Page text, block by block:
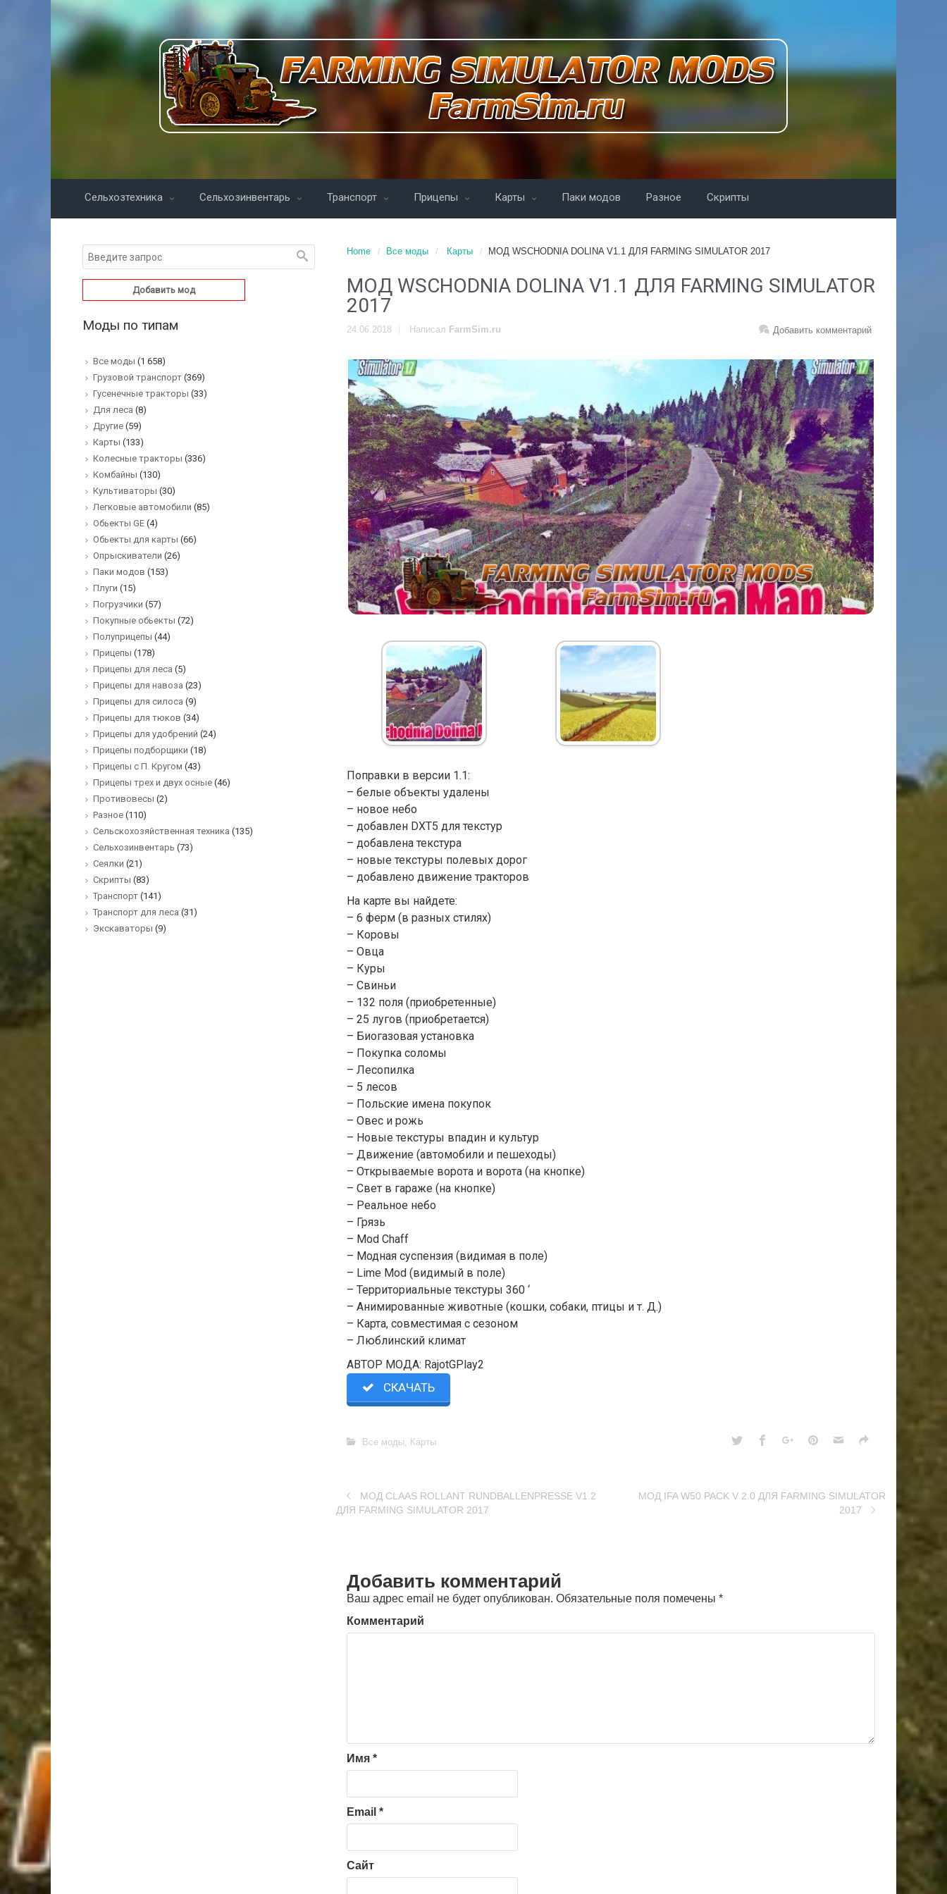
Сельхозтехника Сельхозинвентарь Транспорт Прицепы Карты Паки модов Разное Скрипты
Home Все моды Карты МОД WSCHODNIA DOLINA V1.1 ДЛЯ FARMING SIMULATOR 2017
МОД WSCHODNIA DOLINA V1.1 ДЛЯ FARMING SIMULATOR
2017
24.06.2018 Добавить комментарий
Написал FarmSim.ru
Поправки в версии 1.1:
– белые объекты удалены
– новое небо
– добавлен DXT5 для текстур
– добавлена текстура
– новые текстуры полевых дорог
– добавлено движение тракторов
На карте вы найдете:
– 6 ферм (в разных стилях)
– Коровы
– Овца
– Куры
– Свиньи
– 132 поля (приобретенные)
– 25 лугов (приобретается)
– Биогазовая установка
– Покупка соломы
– Лесопилка
– 5 лесов
– Польские имена покупок
– Овес и рожь
– Новые текстуры впадин и культур
– Движение (автомобили и пешеходы)
– Открываемые ворота и ворота (на кнопке)
– Свет в гараже (на кнопке)
– Реальное небо
– Грязь
– Mod Chaff
– Модная суспензия (видимая в поле)
– Lime Mod (видимый в поле)
– Территориальные текстуры 360 ‘
– Анимированные животные (кошки, собаки, птицы и т. Д.)
– Карта, совместимая с сезоном
– Люблинский климат
АВТОР МОДА: RajotGPlay2
СКАЧАТЬ
Все моды, Карты
МОД CLAAS ROLLANT RUNDBALLENPRESSE V1.2
ДЛЯ FARMING SIMULATOR 2017
МОД IFA W50 PACK V 2.0 ДЛЯ FARMING SIMULATOR
2017
Добавить комментарий
Ваш адрес email не будет опубликован. Обязательные поля помечены *
Комментарий
Имя *
Email *
Сайт
Добавить мод
Моды по типам
Все моды (1 658)
Грузовой транспорт (369)
Гусенечные тракторы (33)
Для леса (8)
Другие (59)
Карты (133)
Колесные тракторы (336)
Комбайны (130)
Культиваторы (30)
Легковые автомобили (85)
Обьекты GE (4)
Обьекты для карты (66)
Опрыскиватели (26)
Паки модов (153)
Плуги (15)
Погрузчики (57)
Покупные обьекты (72)
Полуприцепы (44)
Прицепы (178)
Прицепы для леса (5)
Прицепы для навоза (23)
Прицепы для силоса (9)
Прицепы для тюков (34)
Прицепы для удобрений (24)
Прицепы подборщики (18)
Прицепы с П. Кругом (43)
Прицепы трех и двух осные (46)
Противовесы (2)
Разное (110)
Сельскохозяйственная техника (135)
Сельхозинвентарь (73)
Сеялки (21)
Скрипты (83)
Транспорт (141)
Транспорт для леса (31)
Экскаваторы (9)